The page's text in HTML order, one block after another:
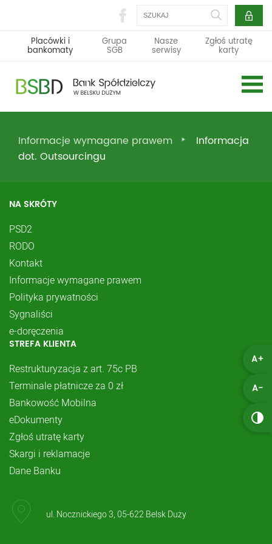
A+
A-
Szukaj
Placówki i
bankomaty
Grupa
SGB
Nasze
serwisy
Zgłoś utratę
karty
Informacje wymagane prawem
Informacja
dot. Outsourcingu
NA SKRÓTY
PSD2
RODO
Kontakt
Informacje wymagane prawem
Polityka prywatności
Sygnaliści
e-doręczenia
STREFA KLIENTA
Restrukturyzacja z art. 75c PB
Terminale płatnicze za 0 zł
Bankowość Mobilna
eDokumenty
Zgłoś utratę karty
Skargi i reklamacje
Dane Banku
ul. Nocznickiego 3, 05-622 Belsk Duży